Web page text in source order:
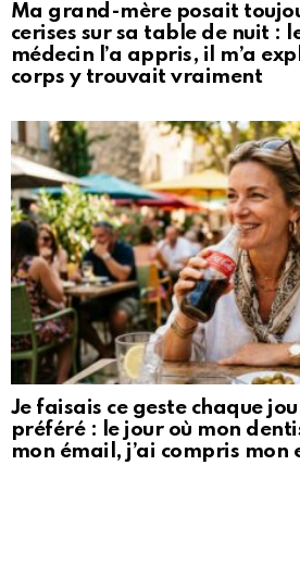
Ma grand-mère posait
cerises sur sa table de nuit :
médecin l’a appris, il m’a
corps y trouvait vraiment
Je faisais ce geste chaque
préféré : le jour où mon
mon émail, j’ai compris mon